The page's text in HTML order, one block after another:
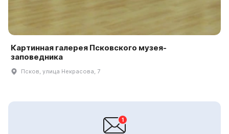
Картинная галерея Псковского музея-
заповедника
Псков, улица Некрасова, 7